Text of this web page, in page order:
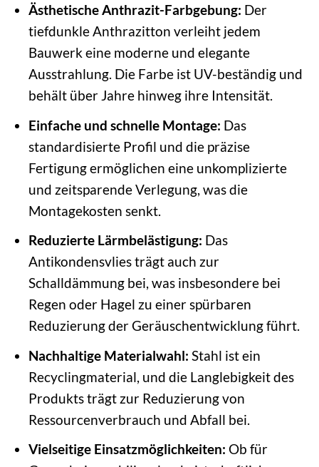
Ästhetische Anthrazit-Farbgebung: Der
tiefdunkle Anthrazitton verleiht jedem
Bauwerk eine moderne und elegante
Ausstrahlung. Die Farbe ist UV-beständig und
behält über Jahre hinweg ihre Intensität.
Einfache und schnelle Montage: Das
standardisierte Profil und die präzise
Fertigung ermöglichen eine unkomplizierte
und zeitsparende Verlegung, was die
Montagekosten senkt.
Reduzierte Lärmbelästigung: Das
Antikondensvlies trägt auch zur
Schalldämmung bei, was insbesondere bei
Regen oder Hagel zu einer spürbaren
Reduzierung der Geräuschentwicklung führt.
Nachhaltige Materialwahl: Stahl ist ein
Recyclingmaterial, und die Langlebigkeit des
Produkts trägt zur Reduzierung von
Ressourcenverbrauch und Abfall bei.
Vielseitige Einsatzmöglichkeiten: Ob für